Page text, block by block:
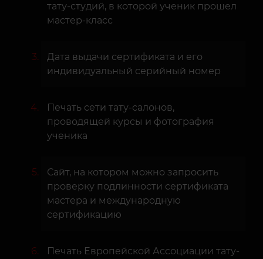
тату-студий, в которой ученик прошел
мастер-класс
Дата выдачи сертификата и его
индивидуальный серийный номер
Печать сети тату-салонов,
проводящей курсы и фотография
ученика
Сайт, на котором можно запросить
проверку подлинности сертификата
мастера и международную
сертификацию
Печать Европейской Ассоциации тату-